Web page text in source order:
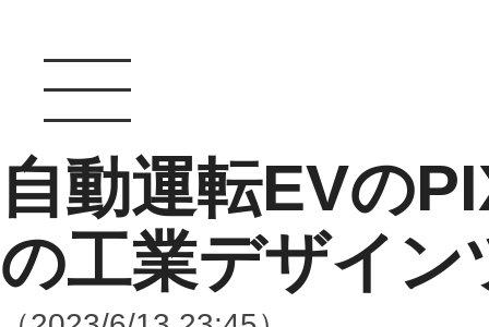
自動運転EVの
の工業デザイン